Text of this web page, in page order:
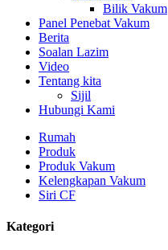
Bilik Vakum
Panel Penebat Vakum
Berita
Soalan Lazim
Video
Tentang kita
Sijil
Hubungi Kami
Rumah
Produk
Produk Vakum
Kelengkapan Vakum
Siri CF
Kategori